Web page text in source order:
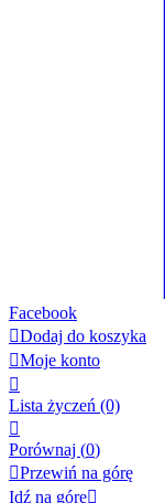
Facebook
Dodaj do koszyka
Moje konto

Lista życzeń (0)

Porównaj (0)
Przewiń na górę
Idź na górę